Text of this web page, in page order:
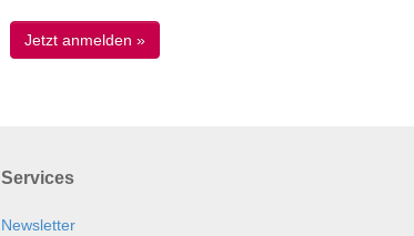
Services
Newsletter